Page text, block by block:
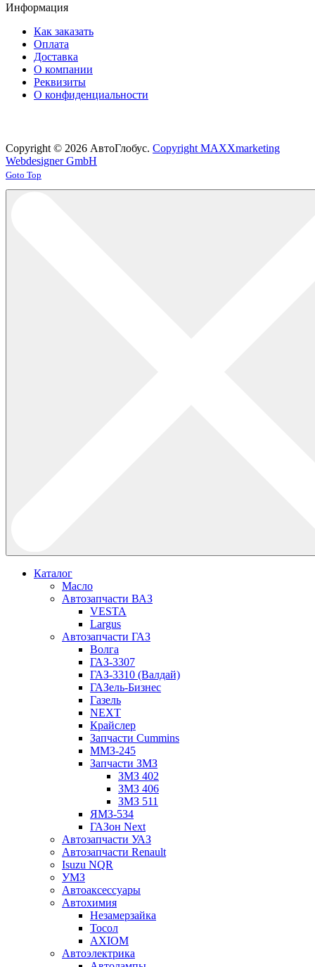
Информация
Как заказать
Оплата
Доставка
О компании
Реквизиты
О конфиденциальности
Copyright © 2026 АвтоГлобус. Copyright MAXXmarketing
Webdesigner GmbH
Joomla! 3 Templates
Goto Top
Каталог
Масло
Автозапчасти ВАЗ
VESTA
Largus
Автозапчасти ГАЗ
Волга
ГАЗ-3307
ГАЗ-3310 (Валдай)
ГАЗель-Бизнес
Газель
NEXT
Крайслер
Запчасти Cummins
ММЗ-245
Запчасти ЗМЗ
ЗМЗ 402
ЗМЗ 406
ЗМЗ 511
ЯМЗ-534
ГАЗон Next
Автозапчасти УАЗ
Автозапчасти Renault
Isuzu NQR
УМЗ
Автоаксессуары
Автохимия
Незамерзайка
Тосол
AXIOM
Автоэлектрика